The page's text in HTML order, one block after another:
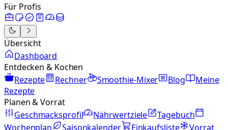
Für Profis
Übersicht
Dashboard
Entdecken & Kochen
Rezepte
Rechner Smoothie-Mixer Blog
Meine
Rezepte
Planen & Vorrat
Geschmacksprofil
Nährwertziele
Tagebuch
Wochenplan
Saisonkalender Einkaufsliste
Vorrat